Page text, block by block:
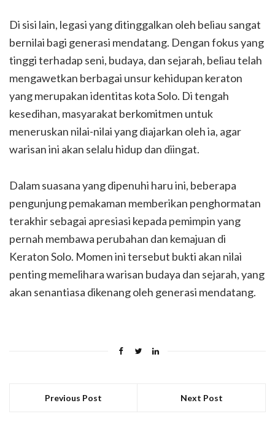
Di sisi lain, legasi yang ditinggalkan oleh beliau sangat
bernilai bagi generasi mendatang. Dengan fokus yang
tinggi terhadap seni, budaya, dan sejarah, beliau telah
mengawetkan berbagai unsur kehidupan keraton
yang merupakan identitas kota Solo. Di tengah
kesedihan, masyarakat berkomitmen untuk
meneruskan nilai-nilai yang diajarkan oleh ia, agar
warisan ini akan selalu hidup dan diingat.
Dalam suasana yang dipenuhi haru ini, beberapa
pengunjung pemakaman memberikan penghormatan
terakhir sebagai apresiasi kepada pemimpin yang
pernah membawa perubahan dan kemajuan di
Keraton Solo. Momen ini tersebut bukti akan nilai
penting memelihara warisan budaya dan sejarah, yang
akan senantiasa dikenang oleh generasi mendatang.
Previous Post Next Post